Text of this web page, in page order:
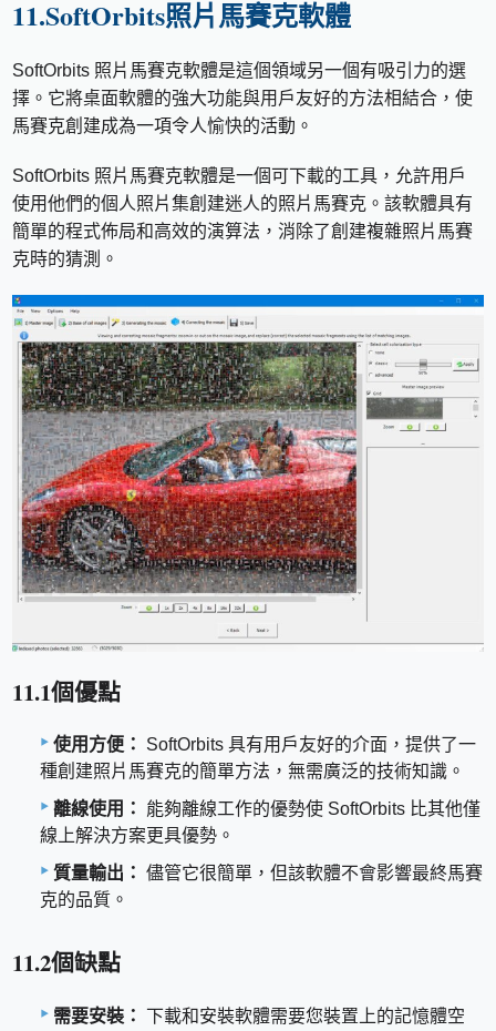
11.SoftOrbits照片馬賽克軟體
SoftOrbits 照片馬賽克軟體是這個領域另一個有吸引力的選
擇。它將桌面軟體的強大功能與用戶友好的方法相結合，使
馬賽克創建成為一項令人愉快的活動。
SoftOrbits 照片馬賽克軟體是一個可下載的工具，允許用戶
使用他們的個人照片集創建迷人的照片馬賽克。該軟體具有
簡單的程式佈局和高效的演算法，消除了創建複雜照片馬賽
克時的猜測。
11.1個優點
使用方便：
SoftOrbits 具有用戶友好的介面，提供了一
種創建照片馬賽克的簡單方法，無需廣泛的技術知識。
離線使用：
能夠離線工作的優勢使 SoftOrbits 比其他僅
線上解決方案更具優勢。
質量輸出： 儘管它很簡單，但該軟體不會影響最終馬賽
克的品質。
11.2個缺點
需要安裝： 下載和安裝軟體需要您裝置上的記憶體空